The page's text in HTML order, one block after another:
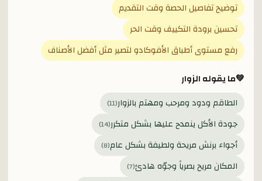
توضيح تفاصيل الحصة وقت التقديم
تحسين برودة التكييف وقت الحر
رفع مستوى أطباق الأفوكادو لتصير مثل أفضل الأصناف
💚ما يقوله الزوار
الطاقم ودود ومرحب ومهتم بالزوار(
11
)
جودة الأكل ينمدح عليها بشكل متكرر(
14
)
أجواء برنش مريحة ولطيفة بشكل عام(
8
)
المكان مريح بصرياً وجوّه هادئ(
7
)